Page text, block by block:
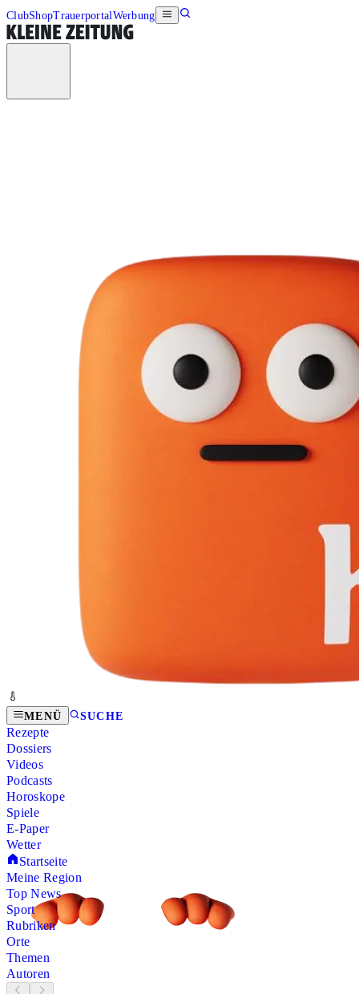
ClubShopTrauerportalWerbung
MENÜ SUCHE
Rezepte
Dossiers
Videos
Podcasts
Horoskope
Spiele
E-Paper
Wetter
Startseite
Meine Region
Top News
Sport
Rubriken
Orte
Themen
Autoren